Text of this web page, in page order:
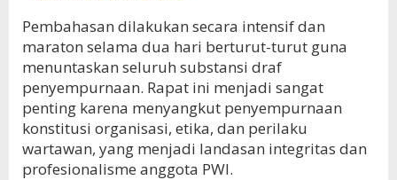
Pembahasan dilakukan secara intensif dan
maraton selama dua hari berturut-turut guna
menuntaskan seluruh substansi draf
penyempurnaan. Rapat ini menjadi sangat
penting karena menyangkut penyempurnaan
konstitusi organisasi, etika, dan perilaku
wartawan, yang menjadi landasan integritas dan
profesionalisme anggota PWI.